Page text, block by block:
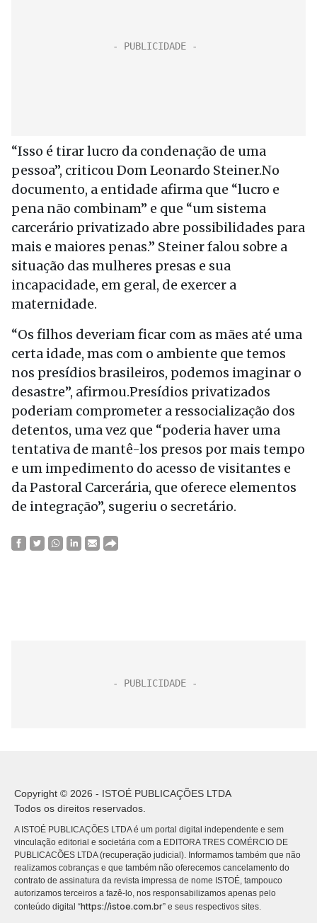
“Isso é tirar lucro da condenação de uma
pessoa”, criticou Dom Leonardo Steiner.No
documento, a entidade afirma que “lucro e
pena não combinam” e que “um sistema
carcerário privatizado abre possibilidades para
mais e maiores penas.” Steiner falou sobre a
situação das mulheres presas e sua
incapacidade, em geral, de exercer a
maternidade.
“Os filhos deveriam ficar com as mães até uma
certa idade, mas com o ambiente que temos
nos presídios brasileiros, podemos imaginar o
desastre”, afirmou.Presídios privatizados
poderiam comprometer a ressocialização dos
detentos, uma vez que “poderia haver uma
tentativa de mantê-los presos por mais tempo
e um impedimento do acesso de visitantes e
da Pastoral Carcerária, que oferece elementos
de integração”, sugeriu o secretário.
Copyright © 2026 - ISTOÉ PUBLICAÇÕES LTDA
Todos os direitos reservados.
A ISTOÉ PUBLICAÇÕES LTDA é um portal digital independente e sem
vinculação editorial e societária com a EDITORA TRES COMÉRCIO DE
PUBLICACÕES LTDA (recuperação judicial). Informamos também que não
realizamos cobranças e que também não oferecemos cancelamento do
contrato de assinatura da revista impressa de nome ISTOÉ, tampouco
autorizamos terceiros a fazê-lo, nos responsabilizamos apenas pelo
conteúdo digital “https://istoe.com.br” e seus respectivos sites.